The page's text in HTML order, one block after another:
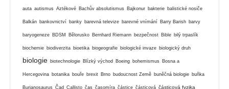
auta autismus Aztékové Bachův absolutismus Bajkonur bakterie balistické nosiče
Balkán bankovnictví banky barevná televize barevné vnímání Barry Barish barvy
baryogeneze BDSM Bělorusko Bernhard Riemann bezpečnost Bible bilý trpaslík
biochemie biodiverzita bioetika biogeografie biologické invaze biologický druh
biologie biotechnologie Blízký východ Boeing bohemismus Bosna a
Hercegovina botanika bouře brexit Brno budoucnost Země buněčná biologie buňka
Burianosaurus Čad Callisto čas časomíra částice částicová částicová fyzika